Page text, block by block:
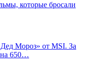
которые бросали
Мороз» от MSI. За
на 650…